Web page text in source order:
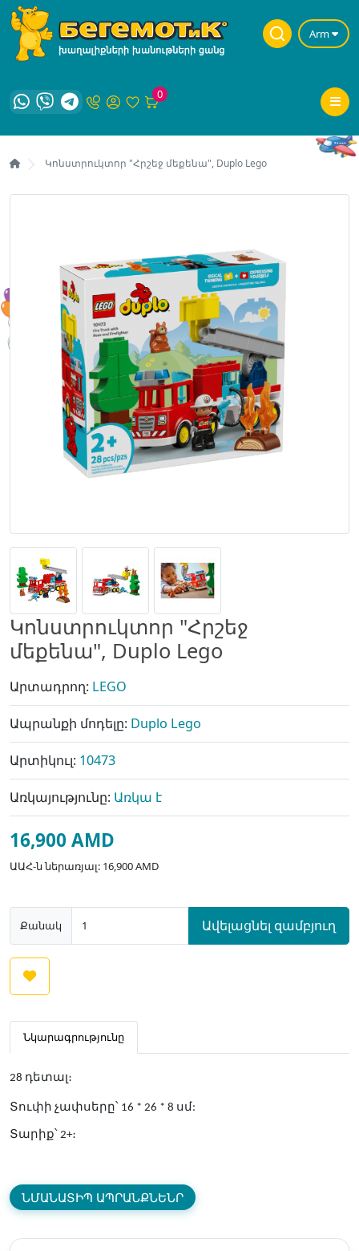
Arm
0
Կոնստրուկտոր "Հրշեջ մեքենա", Duplo Lego
Կոնստրուկտոր "Հրշեջ
մեքենա", Duplo Lego
Արտադրող: LEGO
Ապրանքի մոդելը: Duplo Lego
Արտիկուլ: 10473
Առկայությունը: Առկա է
16,900 AMD
ԱԱՀ-ն ներառյալ: 16,900 AMD
Քանակ Ավելացնել զամբյուղ
Նկարագրությունը
28 դետալ։
Տուփի չափսերը՝ 16 * 26 * 8 սմ:
Տարիք՝ 2+։
ՆՄԱՆԱՏԻՊ ԱՊՐԱՆՔՆԵՆՐ